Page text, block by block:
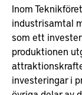
Inom
industrisamtal
som ett
produktionen
investeringar i